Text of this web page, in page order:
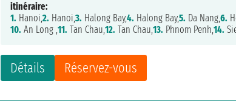
Détails Réservez-vous
itinéraire:
1. Hanoi,2. Hanoi,3. Halong Bay,4. Halong Bay,5. Da Nang,6.
10. An Long ,11. Tan Chau,12. Tan Chau,13. Phnom Penh,14.